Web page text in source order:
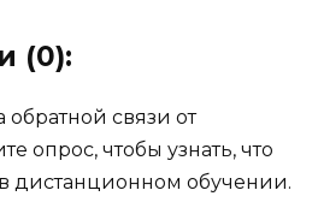
(0):
обратной связи от
опрос, чтобы узнать, что
дистанционном обучении.